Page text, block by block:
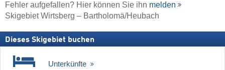
Fehler aufgefallen? Hier können Sie ihn melden
Skigebiet Wirtsberg – Bartholomä/​Heubach
Dieses Skigebiet buchen
Unterkünfte